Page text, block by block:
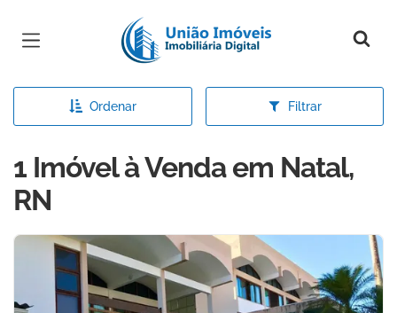
Página inicial
Ordenar Filtrar
1 Imóvel à Venda em Natal,
RN